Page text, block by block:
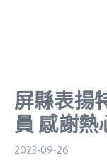
屏縣表揚
員 感謝熱
2023-09-26